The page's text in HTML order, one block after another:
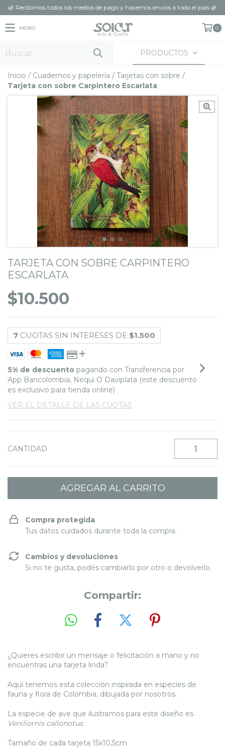
🌿 Recibimos todos los medios de pago y hacemos envíos a todo el país 🌿
MENÚ 0
PRODUCTOS
Inicio / Cuadernos y papelería / Tarjetas con sobre /
Tarjeta con sobre Carpintero Escarlata
TARJETA CON SOBRE CARPINTERO
ESCARLATA
$10.500
7 CUOTAS SIN INTERESES DE $1.500
5% de descuento pagando con Transferencia por
App Bancolombia, Nequi O Daviplata (este descuento
es exclusivo para tienda online)
VER EL DETALLE DE LAS CUOTAS
CANTIDAD
Compra protegida
Tus datos cuidados durante toda la compra.
Cambios y devoluciones
Si no te gusta, podés cambiarlo por otro o devolverlo.
Compartir:
¿Quieres escribir un mensaje o felicitación a mano y no
encuentras una tarjeta linda?
Aquí tenemos esta colección inspirada en especies de
fauna y flora de Colombia, dibujada por nosotros.
La especie de ave que ilustramos para este diseño es
Veniliornis callonotus.
Tamaño de cada tarjeta 15x10,5cm